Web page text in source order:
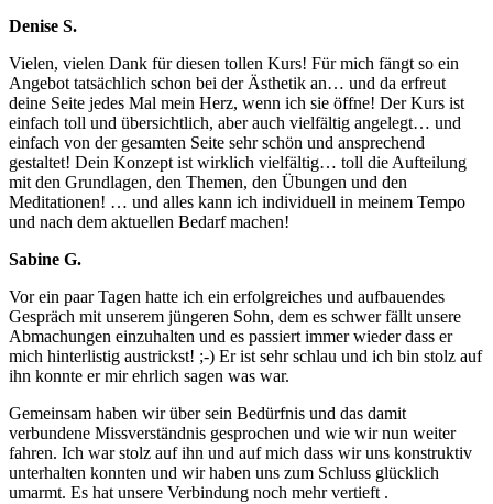
Denise S.
Vielen, vielen Dank für diesen tollen Kurs! Für mich fängt so ein
Angebot tatsächlich schon bei der Ästhetik an… und da erfreut
deine Seite jedes Mal mein Herz, wenn ich sie öffne! Der Kurs ist
einfach toll und übersichtlich, aber auch vielfältig angelegt… und
einfach von der gesamten Seite sehr schön und ansprechend
gestaltet! Dein Konzept ist wirklich vielfältig… toll die Aufteilung
mit den Grundlagen, den Themen, den Übungen und den
Meditationen! … und alles kann ich individuell in meinem Tempo
und nach dem aktuellen Bedarf machen!
Sabine G.
Vor ein paar Tagen hatte ich ein erfolgreiches und aufbauendes
Gespräch mit unserem jüngeren Sohn, dem es schwer fällt unsere
Abmachungen einzuhalten und es passiert immer wieder dass er
mich hinterlistig austrickst! ;-) Er ist sehr schlau und ich bin stolz auf
ihn konnte er mir ehrlich sagen was war.
Gemeinsam haben wir über sein Bedürfnis und das damit
verbundene Missverständnis gesprochen und wie wir nun weiter
fahren. Ich war stolz auf ihn und auf mich dass wir uns konstruktiv
unterhalten konnten und wir haben uns zum Schluss glücklich
umarmt. Es hat unsere Verbindung noch mehr vertieft .